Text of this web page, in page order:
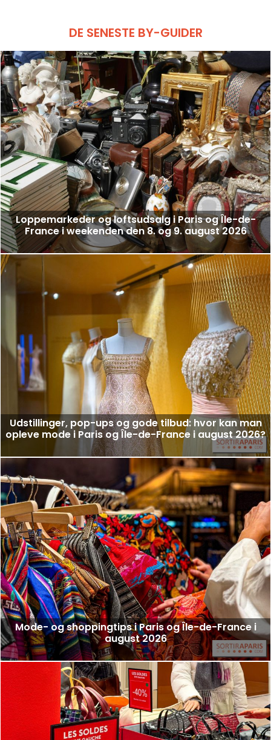
DE SENESTE BY-GUIDER
Loppemarkeder og loftsudsalg i Paris og Île-de-
France i weekenden den 8. og 9. august 2026
Udstillinger, pop-ups og gode tilbud: hvor kan man
opleve mode i Paris og Île-de-France i august 2026?
Mode- og shoppingtips i Paris og Île-de-France i
august 2026